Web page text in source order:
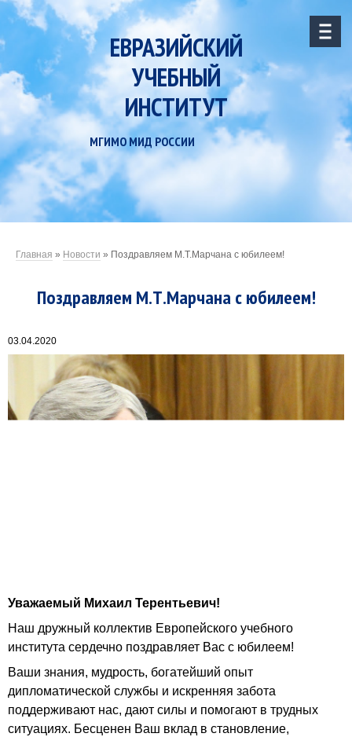
ЕВРАЗИЙСКИЙ
УЧЕБНЫЙ
ИНСТИТУТ
МГИМО МИД РОССИИ
Главная » Новости » Поздравляем М.Т.Марчана с юбилеем!
Поздравляем М.Т.Марчана с юбилеем!
03.04.2020
Уважаемый Михаил Терентьевич!
Наш дружный коллектив Европейского учебного
института сердечно поздравляет Вас с юбилеем!
Ваши знания, мудрость, богатейший опыт
дипломатической службы и искренняя забота
поддерживают нас, дают силы и помогают в трудных
ситуациях. Бесценен Ваш вклад в становление,